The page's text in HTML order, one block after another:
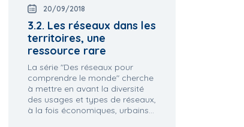
20/09/2018
3.2. Les réseaux dans les
territoires, une
ressource rare
La série "Des réseaux pour
comprendre le monde" cherche
à mettre en avant la diversité
des usages et types de réseaux,
à la fois économiques, urbains...